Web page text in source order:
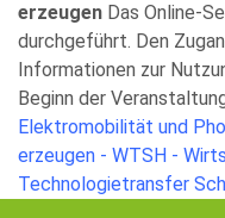
erzeugen Das Online-
durchgeführt. Den
Informationen zur
Beginn der
Elektromobilität und
erzeugen - WTSH -
Technologietransfer